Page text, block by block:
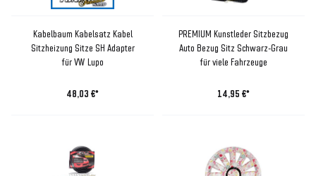
Kabelbaum Kabelsatz Kabel
Sitzheizung Sitze SH Adapter
für VW Lupo
48,03 €*
PREMIUM Kunstleder Sitzbezug
Auto Bezug Sitz Schwarz-Grau
für viele Fahrzeuge
14,95 €*